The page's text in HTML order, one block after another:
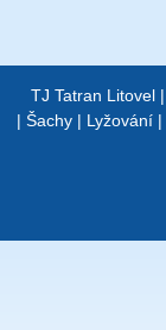
TJ Tatran Litovel |
| Šachy| Lyžování|